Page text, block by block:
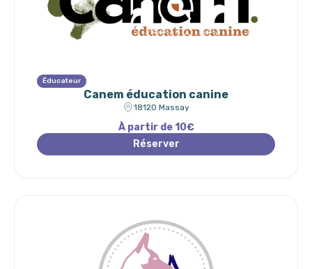
Éducateur
Canem éducation canine
18120 Massay
À partir de 10€
Réserver